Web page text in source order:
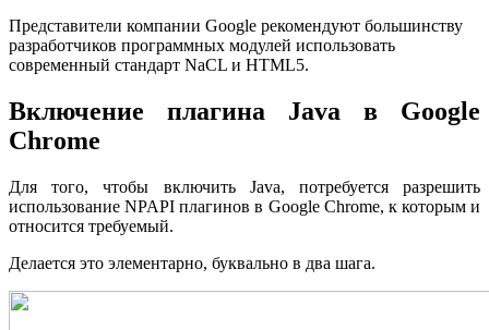
Представители компании Google рекомендуют большинству
разработчиков программных модулей использовать
современный стандарт NaCL и HTML5.
Включение плагина Java в Google
Chrome
Для того, чтобы включить Java, потребуется разрешить
использование NPAPI плагинов в Google Chrome, к которым и
относится требуемый.
Делается это элементарно, буквально в два шага.